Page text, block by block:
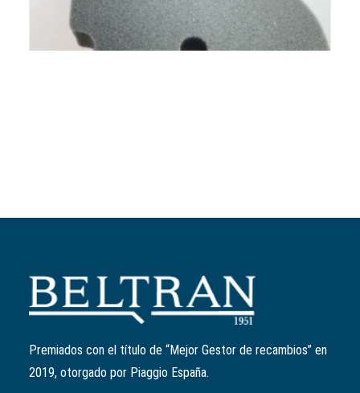
Filtro de aire
8319970P
10,04
original
era:
El
actual
Premiados con el título de “Mejor Gestor de recambios” en
2019, otorgado por Piaggio España.